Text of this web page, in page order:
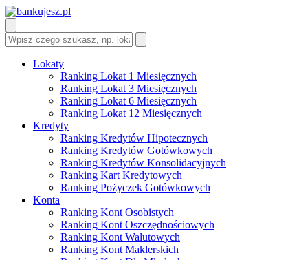
Lokaty
Ranking Lokat 1 Miesięcznych
Ranking Lokat 3 Miesięcznych
Ranking Lokat 6 Miesięcznych
Ranking Lokat 12 Miesięcznych
Kredyty
Ranking Kredytów Hipotecznych
Ranking Kredytów Gotówkowych
Ranking Kredytów Konsolidacyjnych
Ranking Kart Kredytowych
Ranking Pożyczek Gotówkowych
Konta
Ranking Kont Osobistych
Ranking Kont Oszczędnościowych
Ranking Kont Walutowych
Ranking Kont Maklerskich